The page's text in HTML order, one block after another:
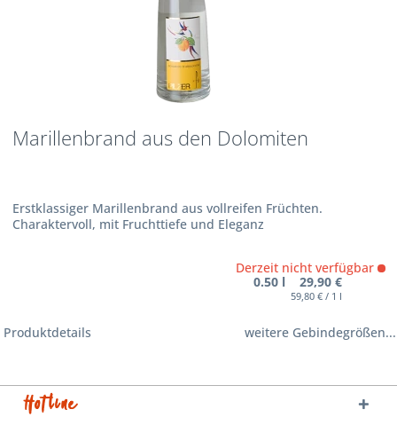
Marillenbrand aus den Dolomiten
Erstklassiger Marillenbrand aus vollreifen Früchten.
Charaktervoll, mit Fruchttiefe und Eleganz
Derzeit nicht verfügbar
0.50 l 29,90 €
59,80 € / 1 l
Produktdetails weitere Gebindegrößen...
Hotline